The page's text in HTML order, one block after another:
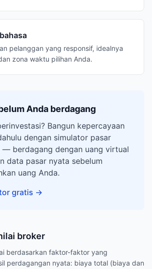
pelanggan yang responsif, idealnya
zona waktu pilihan Anda.
Anda berdagang
Bangun kepercayaan
dengan simulator pasar
— berdagang dengan uang virtual
data pasar nyata sebelum
uang Anda.
gratis →
broker
berdasarkan faktor-faktor yang
perdagangan nyata: biaya total (biaya dan